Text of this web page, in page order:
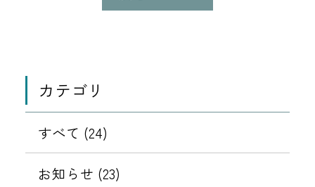
カテゴリ
すべて (24)
お知らせ (23)